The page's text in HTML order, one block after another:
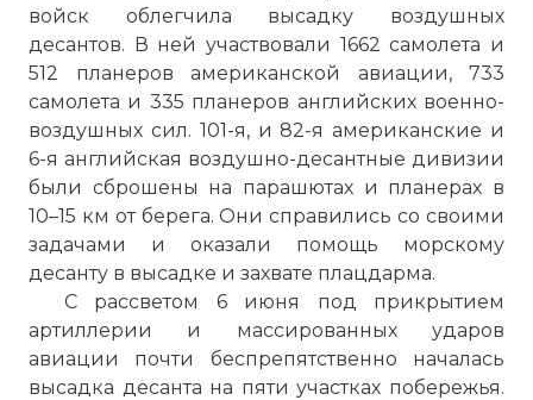
войск облегчила высадку воздушных
десантов. В ней участвовали 1662 самолета и
512 планеров американской авиации, 733
самолета и 335 планеров английских военно-
воздушных сил. 101-я, и 82-я американские и
6-я английская воздушно-десантные дивизии
были сброшены на парашютах и планерах в
10–15 км от берега. Они справились со своими
задачами и оказали помощь морскому
десанту в высадке и захвате плацдарма.
С рассветом 6 июня под прикрытием
артиллерии и массированных ударов
авиации почти беспрепятственно началась
высадка десанта на пяти участках побережья.